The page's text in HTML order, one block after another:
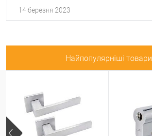
14 березня 2023
Найпопулярніші товари